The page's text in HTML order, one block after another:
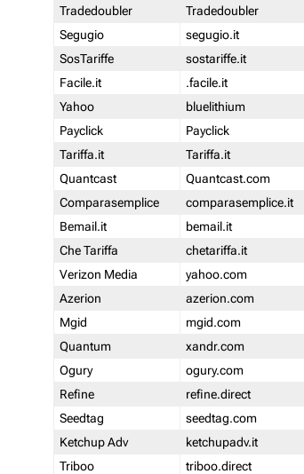
Tradedoubler
Tradedoubler
Segugio
segugio.it
SosTariffe
sostariffe.it
Facile.it
.facile.it
Yahoo
bluelithium
Payclick
Payclick
Tariffa.it
Tariffa.it
Quantcast
Quantcast.com
Comparasemplice
comparasemplice.it
Bemail.it
bemail.it
Che Tariffa
chetariffa.it
Verizon Media
yahoo.com
Azerion
azerion.com
Mgid
mgid.com
Quantum
xandr.com
Ogury
ogury.com
Refine
refine.direct
Seedtag
seedtag.com
Ketchup Adv
ketchupadv.it
Triboo
triboo.direct